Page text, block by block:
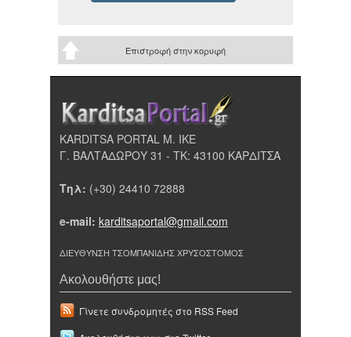
Επιστροφή στην κορυφή
KARDITSA PORTAL Μ. ΙΚΕ
Γ. ΒΑΛΤΑΔΩΡΟΥ 31 - ΤΚ: 43100 ΚΑΡΔΙΤΣΑ
Τηλ: (+30) 24410 72888
e-mail: karditsaportal@gmail.com
ΔΙΕΥΘΥΝΣΗ ΤΣΟΜΠΑΝΙΔΗΣ ΧΡΥΣΟΣΤΟΜΟΣ
Ακολουθήστε μας!
Γίνετε συνδρομητές στο RSS Feed